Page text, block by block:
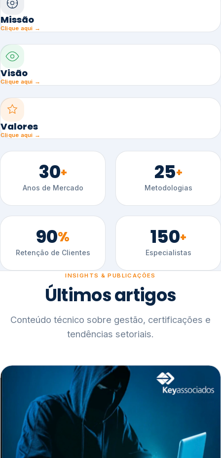
Missão
Clique aqui →
Visão
Clique aqui →
Valores
Clique aqui →
30+
Anos de Mercado
25+
Metodologias
90%
Retenção de Clientes
150+
Especialistas
INSIGHTS & PUBLICAÇÕES
Últimos artigos
Conteúdo técnico sobre gestão, certificações e
tendências setoriais.